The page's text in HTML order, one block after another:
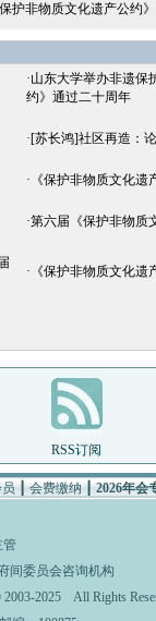
护非物质文化遗产公约
·山东大学举办非遗保
约》通过二十周年
·[苏长鸿]社区再造：
· 《保护非物质文化
·第六届《保护非物质
· 《保护非物质文化
RSS订阅
┃会费缴纳┃2026年会
管
间委员会咨询机构
2025 All Rights